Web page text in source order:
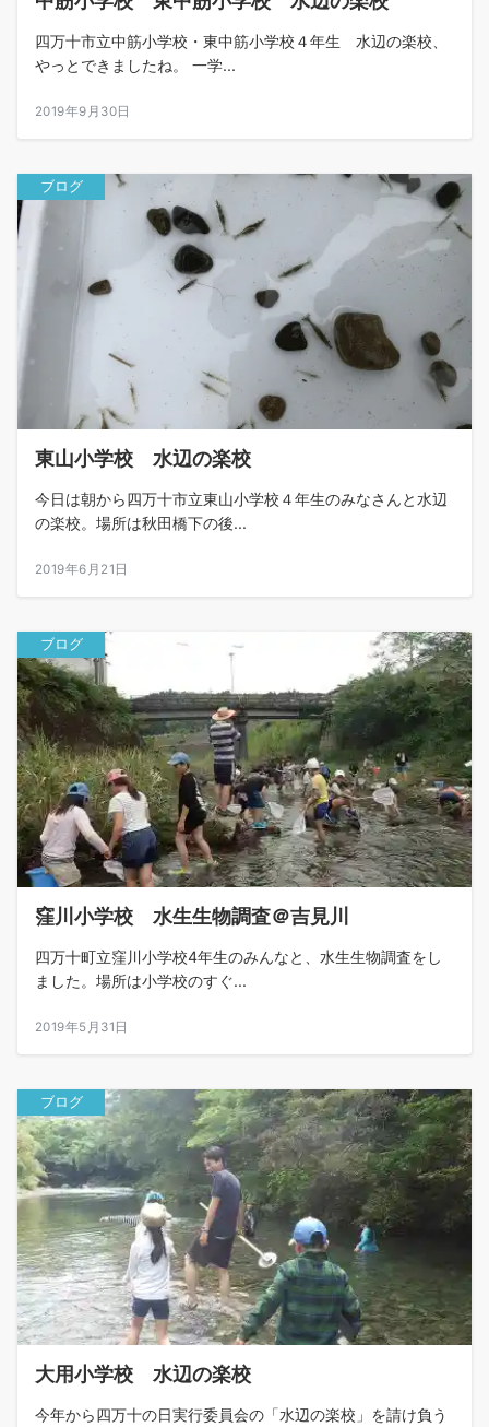
四万十市立中筋小学校・東中筋小学校４年生 水辺の楽校、
やっとできましたね。 一学...
2019年9月30日
ブログ
東山小学校 水辺の楽校
今日は朝から四万十市立東山小学校４年生のみなさんと水辺
の楽校。場所は秋田橋下の後...
2019年6月21日
ブログ
窪川小学校 水生生物調査＠吉見川
四万十町立窪川小学校4年生のみんなと、水生生物調査をし
ました。場所は小学校のすぐ...
2019年5月31日
ブログ
大用小学校 水辺の楽校
今年から四万十の日実行委員会の「水辺の楽校」を請け負う